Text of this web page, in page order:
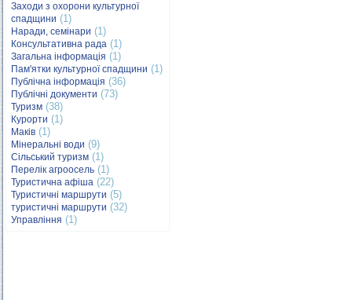
Заходи з охорони культурної
спадщини (1)
Наради, семінари (1)
Консультативна рада (1)
Загальна інформація (1)
Пам'ятки культурної спадщини (1)
Публічна інформація (36)
Публічні документи (73)
Туризм (38)
Курорти (1)
Маків (1)
Мінеральні води (9)
Сільський туризм (1)
Перелік агроосель (1)
Туристична афіша (22)
Туристичні маршрути (5)
туристичні маршрути (32)
Управління (1)